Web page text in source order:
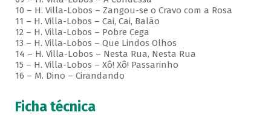
10 – H. Villa-Lobos – Zangou-se o Cravo com a Rosa
11 – H. Villa-Lobos – Cai, Cai, Balão
12 – H. Villa-Lobos – Pobre Cega
13 – H. Villa-Lobos – Que Lindos Olhos
14 – H. Villa-Lobos – Nesta Rua, Nesta Rua
15 – H. Villa-Lobos – Xô! Xô! Passarinho
16 – M. Dino – Cirandando
Ficha técnica